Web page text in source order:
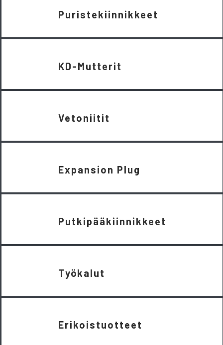
Puristekiinnikkeet
KD-Mutterit
Vetoniitit
Expansion Plug
Putkipääkiinnikkeet
Työkalut
Erikoistuotteet